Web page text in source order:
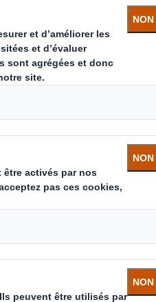
d'applications,
une alternative plus
plastique.
à tous vos besoins en matière
tout en respectant
de palettes spécialement
au support de PLV et à la
de production. Nous